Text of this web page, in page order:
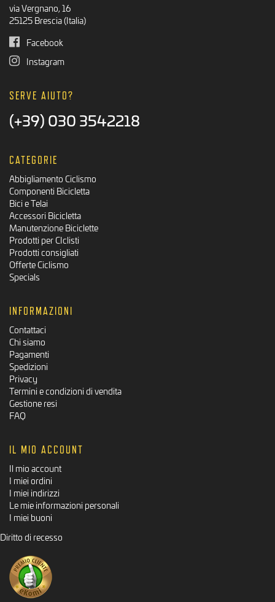
via Vergnano, 16
25125 Brescia (Italia)
Facebook
Instagram
SERVE AIUTO?
(+39) 030 3542218
CATEGORIE
Abbigliamento Ciclismo
Componenti Bicicletta
Bici e Telai
Accessori Bicicletta
Manutenzione Biciclette
Prodotti per CIclisti
Prodotti consigliati
Offerte Ciclismo
Specials
INFORMAZIONI
Contattaci
Chi siamo
Pagamenti
Spedizioni
Privacy
Termini e condizioni di vendita
Gestione resi
FAQ
IL MIO ACCOUNT
Il mio account
I miei ordini
I miei indirizzi
Le mie informazioni personali
I miei buoni
Diritto di recesso